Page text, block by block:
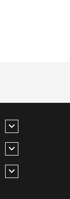


